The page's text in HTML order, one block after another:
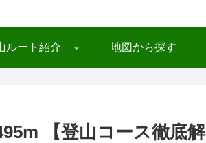
ルート紹介 地図から探す
【登山コース徹底解